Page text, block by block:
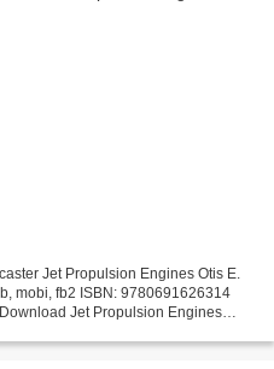
Jet Propulsion Engines Otis E.
mobi, fb2 ISBN: 9780691626314
Jet Propulsion Engines